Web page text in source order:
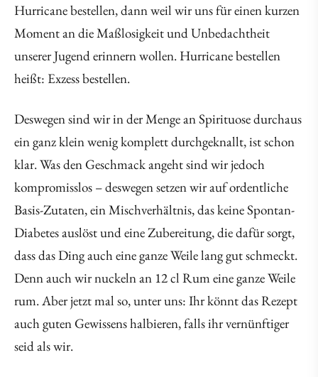
Hurricane bestellen, dann weil wir uns für einen kurzen
Moment an die Maßlosigkeit und Unbedachtheit
unserer Jugend erinnern wollen. Hurricane bestellen
heißt: Exzess bestellen.
Deswegen sind wir in der Menge an Spirituose durchaus
ein ganz klein wenig komplett durchgeknallt, ist schon
klar. Was den Geschmack angeht sind wir jedoch
kompromisslos – deswegen setzen wir auf ordentliche
Basis-Zutaten, ein Mischverhältnis, das keine Spontan-
Diabetes auslöst und eine Zubereitung, die dafür sorgt,
dass das Ding auch eine ganze Weile lang gut schmeckt.
Denn auch wir nuckeln an 12 cl Rum eine ganze Weile
rum. Aber jetzt mal so, unter uns: Ihr könnt das Rezept
auch guten Gewissens halbieren, falls ihr vernünftiger
seid als wir.